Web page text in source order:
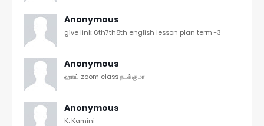
Anonymous
give link 6th7th8th english lesson plan term -3
Anonymous
ஹாய் zoom class நடக்குமா
Anonymous
K. Kamini